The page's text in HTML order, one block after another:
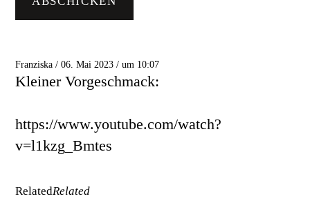
Franziska / 06. Mai 2023 / um 10:07
Kleiner Vorgeschmack:
https://www.youtube.com/watch?
v=l1kzg_Bmtes
RelatedRelated